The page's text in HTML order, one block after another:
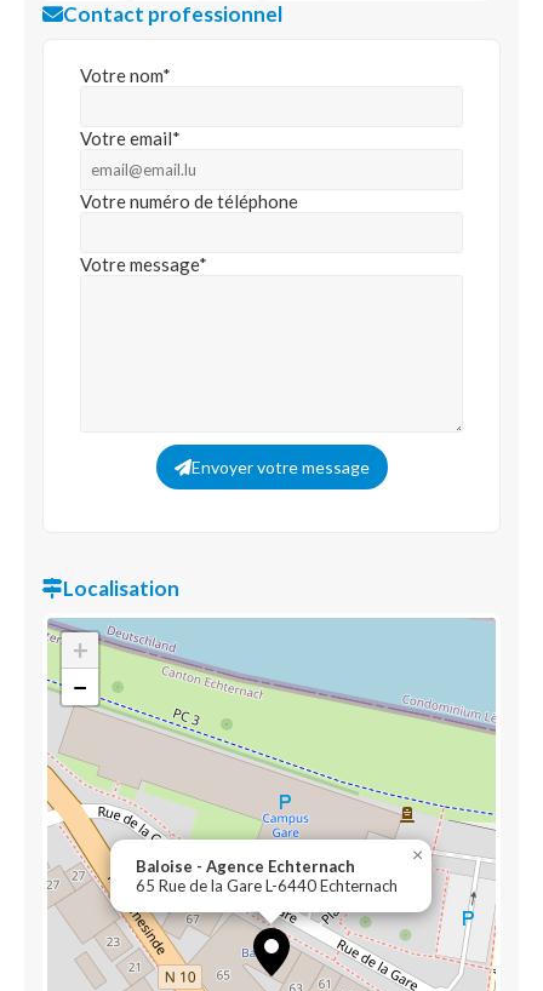
Contact professionnel
Votre nom*
Votre email*
Votre numéro de téléphone
Votre message*
Envoyer votre message
Localisation
Baloise - Agence Echternach
65 Rue de la Gare L-6440 Echternach
×
+
−